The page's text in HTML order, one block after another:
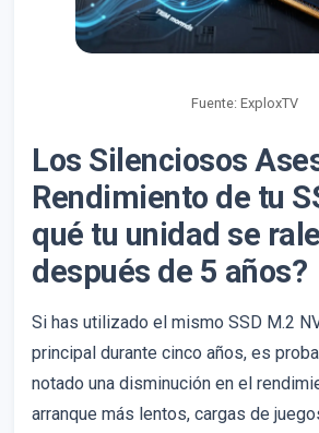
Fuente: ExploxTV
Los Silenciosos
Rendimiento de tu
qué tu unidad se
después de 5 años?
Si has utilizado el mismo SSD M.2
principal durante cinco años, es
notado una disminución en el
arranque más lentos, cargas de